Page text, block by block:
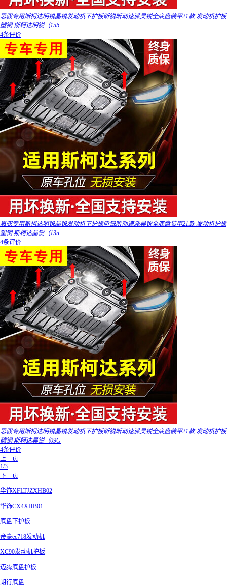
思驭专用斯柯达明锐晶锐发动机下护板昕锐昕动速派昊锐全底盘装甲21款 发动机护板
塑钢 斯柯达明锐（15b
4条评价
思驭专用斯柯达明锐晶锐发动机下护板昕锐昕动速派昊锐全底盘装甲21款 发动机护板
塑钢 斯柯达晶锐（13n
4条评价
思驭专用斯柯达明锐晶锐发动机下护板昕锐昕动速派昊锐全底盘装甲21款 发动机护板
碳钢 斯柯达昊锐（09G
4条评价
上一页
1/3
下一页
华饰XFLTJZXHB02
华饰CX4XHB01
底盘下护板
帝豪ec718发动机
XC90发动机护板
迈腾底盘护板
朗行底盘